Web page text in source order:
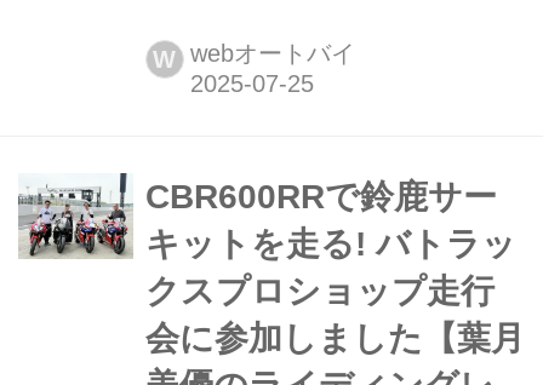
す。 2025年7月25日、北戸田イオンモ
ールで、MotoGPを放送している日テ
は、1時間以上前に着く予定でした
が、少し到着が遅くなってしまいまし
た。すると、30分以上前から会場は1
階から3階ま...
W webオートバイ
CBR600RRで鈴鹿サー
キットを走る! バトラッ
クスプロショップ走行
会に参加しました【葉月